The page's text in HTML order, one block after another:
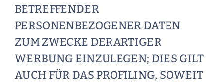
BETREFFENDER
PERSONENBEZOGENER DATEN
ZUM ZWECKE DERARTIGER
WERBUNG EINZULEGEN; DIES GILT
AUCH FÜR DAS PROFILING, SOWEIT